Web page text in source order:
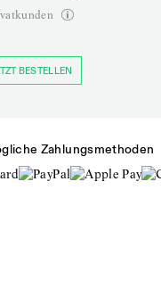
BESTELLEN
Zahlungsmethoden